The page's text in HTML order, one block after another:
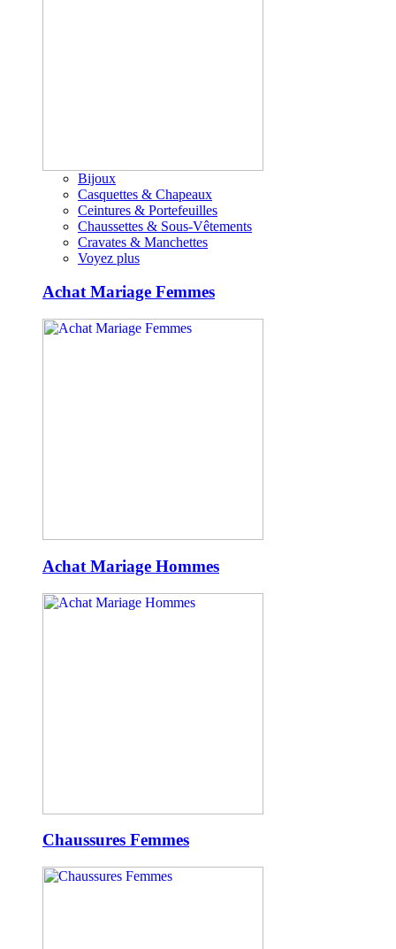
Bijoux
Casquettes & Chapeaux
Ceintures & Portefeuilles
Chaussettes & Sous-Vêtements
Cravates & Manchettes
Voyez plus
Achat Mariage Femmes
Achat Mariage Hommes
Chaussures Femmes